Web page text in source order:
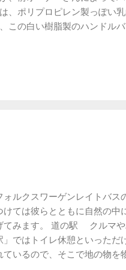
、ポリプロピレン製っぽい
この白い樹脂製のハンドル
ら、ハンドルバーエンドも
のハンドルバーエンドはメ
、このハンドルバーエンド
ハンドルバーエンドは嵌め
り外すことができました。
を取り付けてハンドルバー
バーエンドを固定します。
が、それほど主張するわ
ルクスワーゲンレイトバス
ては彼らとともに自然の中
てみます。 道の駅 クルマ
ではトイレ休憩といっただ
いるので、そこで地の物を